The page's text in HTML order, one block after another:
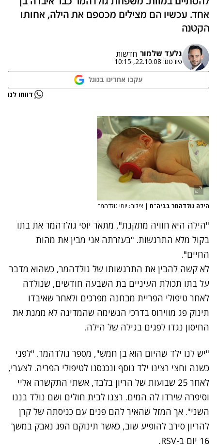
אחד. עכשיו הם מצילים מכספם את הילה, אחותו
הקטנה
גלעד שלמור חדשות
פורסם: 22.10.08, 10:15
עקבו אחרינו בגוגל
דווחו לנו
הילה גולדהמר בביה"ח | צילום: יוסי גולדהמר
"הילה היא חוויה מתקנת", מתאר יוסי גולדהמר את בתו
בקול מלא התרגשות. "בעזרתה אני מבין את מהות
החיים".
לא קשה להבין את התרגשותו של גולדהמר, כשהוא מדבר
על בתו תכולת העיניים בת השבעה חודשים, שנולדה
לאחר טיפולי הפריית מבחנה מפרכים ולאחר שאיבדו
תינוק פג מווירוס בדרכי הנשימה שהמדינה לא ממנת את
החיסון נגדו לפגים בגילה של הילה.
"יש לנו ילד שהיום הוא בן חמש", מספר גולדהמר. "לפני
כשנה וחצי רצינו ילד נוסף ונכנסנו לטיפולי הפריה. לצערי,
לאחר 25 שבועות של הריון בלבד, אשתי התקשרה אליי
וסיפרה שירדו לה המים. רצנו לבית חולים ושם נולד בננו
השני". אך המזל שהאיר להם פנים עם כניסתה של קרן
להריון סירב להופיע שוב, כאשר תינוקם הפג נאבק במשך
16 יום ב-RSV.